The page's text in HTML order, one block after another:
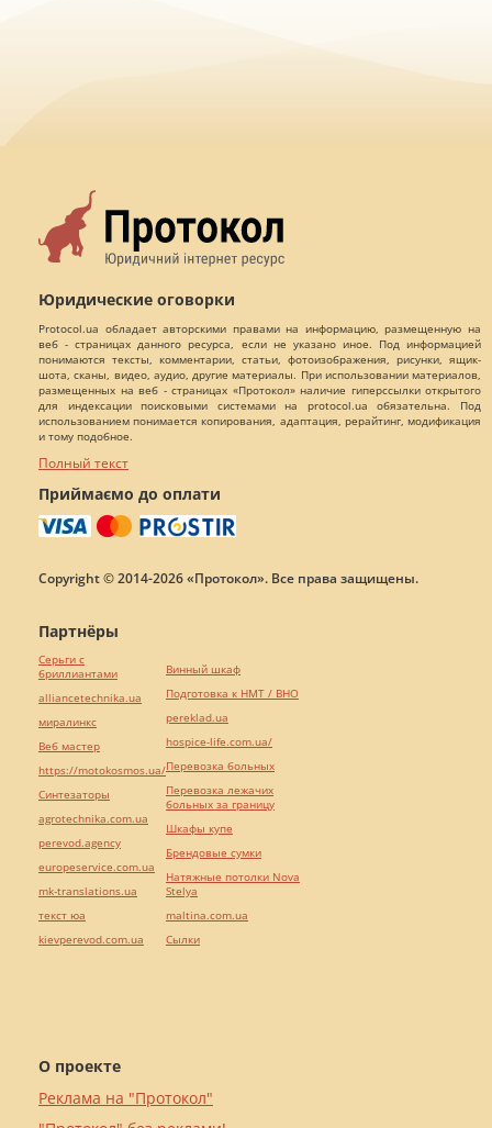
Юридические оговорки
Protocol.ua обладает авторскими правами на информацию, размещенную на
веб - страницах данного ресурса, если не указано иное. Под информацией
понимаются тексты, комментарии, статьи, фотоизображения, рисунки, ящик-
шота, сканы, видео, аудио, другие материалы. При использовании материалов,
размещенных на веб - страницах «Протокол» наличие гиперссылки открытого
для индексации поисковыми системами на protocol.ua обязательна. Под
использованием понимается копирования, адаптация, рерайтинг, модификация
и тому подобное.
Полный текст
Приймаємо до оплати
Copyright © 2014-2026 «Протокол». Все права защищены.
О проекте
Реклама на "Протокол"
Партнёры
Серьги с
бриллиантами
alliancetechnika.ua
миралинкс
Веб мастер
https://motokosmos.ua/
Синтезаторы
agrotechnika.com.ua
perevod.agency
europeservice.com.ua
mk-translations.ua
текст юа
kievperevod.com.ua
Винный шкаф
Подготовка к НМТ / ВНО
pereklad.ua
hospice-life.com.ua/
Перевозка больных
Перевозка лежачих
больных за границу
Шкафы купе
Брендовые сумки
Натяжные потолки Nova
Stelya
maltina.com.ua
Cылки